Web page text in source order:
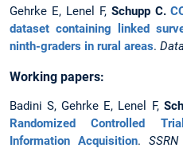
Gehrke E, Lenel F, Schupp C.
dataset containing linked
ninth-graders in rural areas.
Working papers:
Badini S, Gehrke E, Lenel F,
Randomized Controlled
Information Acquisition.